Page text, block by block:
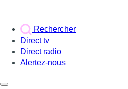
Rechercher
Direct tv
Direct radio
Alertez-nous